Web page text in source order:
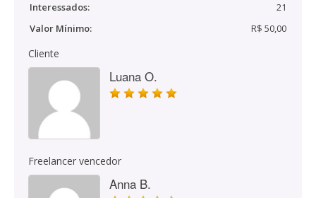
Interessados:
21
Valor Mínimo:
R$ 50,00
Cliente
Luana O.
Freelancer vencedor
Anna B.